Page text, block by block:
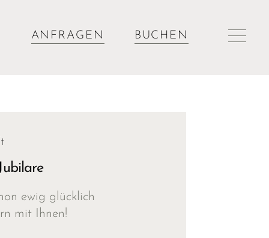
ANFRAGEN BUCHEN
ewig glücklich
mit Ihnen!